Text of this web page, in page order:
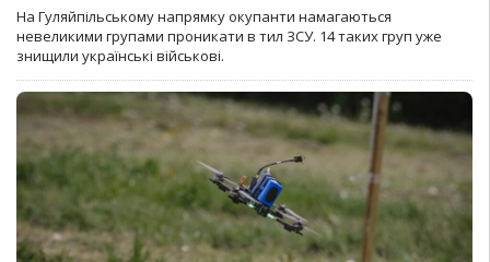
На Гуляйпільському напрямку окупанти намагаються
невеликими групами проникати в тил ЗСУ. 14 таких груп уже
знищили українські військові.